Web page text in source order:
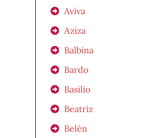
Aviva
Aziza
Balbina
Bardo
Basilio
Beatriz
Belén